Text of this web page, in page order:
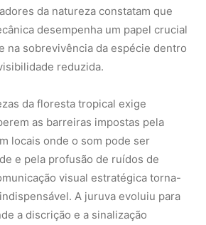
da natureza constatam que
desempenha um papel crucial
na sobrevivência da espécie dentro
reduzida.
da floresta tropical exige
as barreiras impostas pela
locais onde o som pode ser
e pela profusão de ruídos de
visual estratégica torna-
A juruva evoluiu para
a discrição e a sinalização